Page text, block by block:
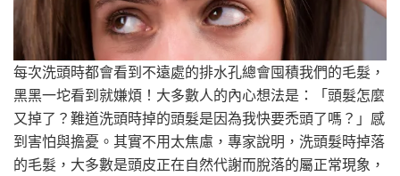
每次洗頭時都會看到不遠處的排水孔總會囤積我們的毛髮，
黑黑一坨看到就嫌煩！大多數人的內心想法是：「頭髮怎麼
又掉了？難道洗頭時掉的頭髮是因為我快要禿頭了嗎？」感
到害怕與擔憂。其實不用太焦慮，專家說明，洗頭髮時掉落
的毛髮，大多數是頭皮正在自然代謝而脫落的屬正常現象，